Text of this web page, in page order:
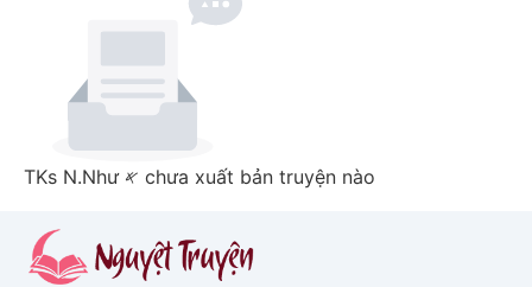
TKs N.Như 𐤀 chưa xuất bản truyện nào